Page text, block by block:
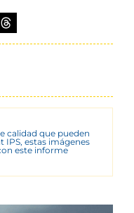
calidad que pueden
IPS, estas imágenes
este informe